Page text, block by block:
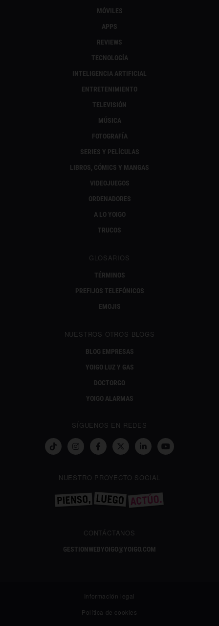
MÓVILES
APPS
REVIEWS
TECNOLOGÍA
INTELIGENCIA ARTIFICIAL
ENTRETENIMIENTO
TELEVISIÓN
MÚSICA
FOTOGRAFÍA
SERIES Y PELÍCULAS
LIBROS, CÓMICS Y MANGAS
VIDEOJUEGOS
ORDENADORES
A LO YOIGO
TRUCOS
GLOSARIOS
TÉRMINOS
PREFIJOS TELEFÓNICOS
EMOJIS
NUESTROS OTROS BLOGS
BLOG EMPRESAS
YOIGO LUZ Y GAS
DOCTORGO
YOIGO ALARMAS
SÍGUENOS EN REDES
NUESTRO PROYECTO SOCIAL
CONTÁCTANOS
GESTIONWEBYOIGO@YOIGO.COM
Información legal
Política de cookies